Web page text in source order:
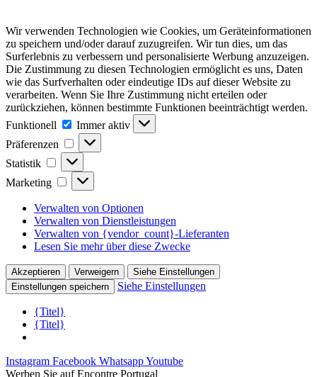
Wir verwenden Technologien wie Cookies, um Geräteinformationen
zu speichern und/oder darauf zuzugreifen. Wir tun dies, um das
Surferlebnis zu verbessern und personalisierte Werbung anzuzeigen.
Die Zustimmung zu diesen Technologien ermöglicht es uns, Daten
wie das Surfverhalten oder eindeutige IDs auf dieser Website zu
verarbeiten. Wenn Sie Ihre Zustimmung nicht erteilen oder
zurückziehen, können bestimmte Funktionen beeinträchtigt werden.
Funktionell
Funktionell
Immer aktiv
Präferenzen
Präferenzen
Statistik Statistik
Marketing Marketing
Verwalten von Optionen
Verwalten von Dienstleistungen
Verwalten von {vendor_count}-Lieferanten
Lesen Sie mehr über diese Zwecke
Akzeptieren Verweigern
Siehe Einstellungen
Einstellungen speichern
Siehe Einstellungen
{Titel}
{Titel}
Zum
Inhalt
Instagram Facebook WhatsappYoutube
Werben Sie auf Encontre Portugal